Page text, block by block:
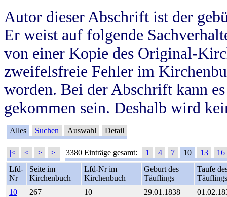
Autor dieser Abschrift ist der
Er weist auf folgende
von einer Kopie des Original-
zweifelsfreie Fehler im
worden. Bei der Abschrift kann
gekommen sein. Deshalb wird
Alles Suchen Auswahl Detail
|< < > >| 3380 Einträge gesamt: 1 4 7 10 13
16
Lfd-
Nr
Seite im
Kirchenbuch
Lfd-Nr im
Kirchenbuch
Geburt des
Täuflings
Taufe
Täuflings
10
267 10 29.01.1838